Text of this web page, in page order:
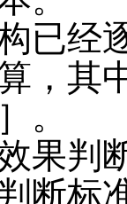
已经
，其
。
果判
断标